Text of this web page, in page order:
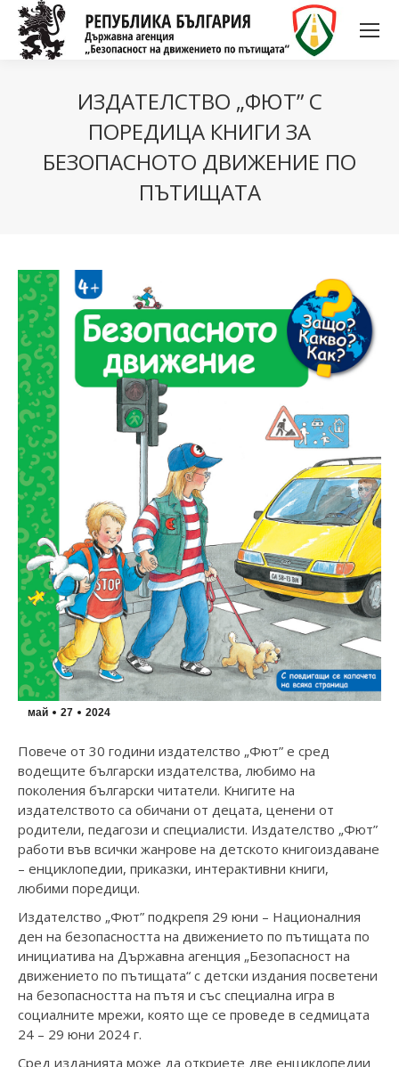
ИЗДАТЕЛСТВО „ФЮТ” С
ПОРЕДИЦА КНИГИ ЗА
БЕЗОПАСНОТО ДВИЖЕНИЕ ПО
ПЪТИЩАТА
май 27 2024
Повече от 30 години издателство „Фют” е сред
водещите български издателства, любимо на
поколения български читатели. Книгите на
издателството са обичани от децата, ценени от
родители, педагози и специалисти. Издателство „Фют”
работи във всички жанрове на детското книгоиздаване
– енциклопедии, приказки, интерактивни книги,
любими поредици.
Издателство „Фют” подкрепя 29 юни – Националния
ден на безопасността на движението по пътищата по
инициатива на Държавна агенция „Безопасност на
движението по пътищата“ с детски издания посветени
на безопасността на пътя и със специална игра в
социалните мрежи, която ще се проведе в седмицата
24 – 29 юни 2024 г.
Сред изданията може да откриете две енциклопедии